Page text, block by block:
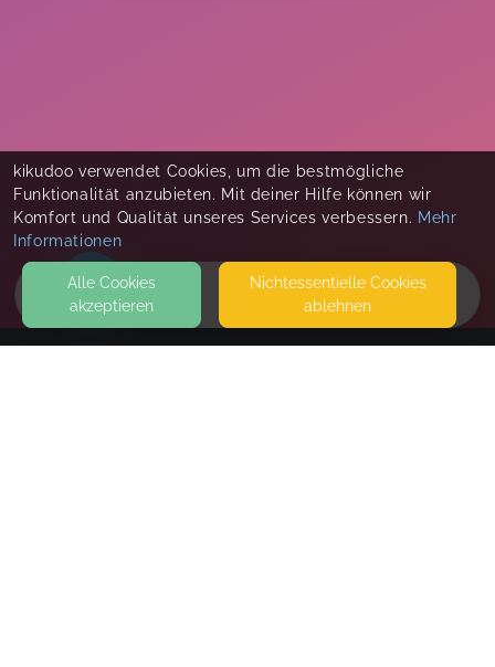
HOME
kikudoo verwendet Cookies, um die bestmögliche
Funktionalität anzubieten. Mit deiner Hilfe können wir
Komfort und Qualität unseres Services verbessern. Mehr
Informationen
Alle Cookies
akzeptieren
Nicht­essentielle Cookies
ablehnen